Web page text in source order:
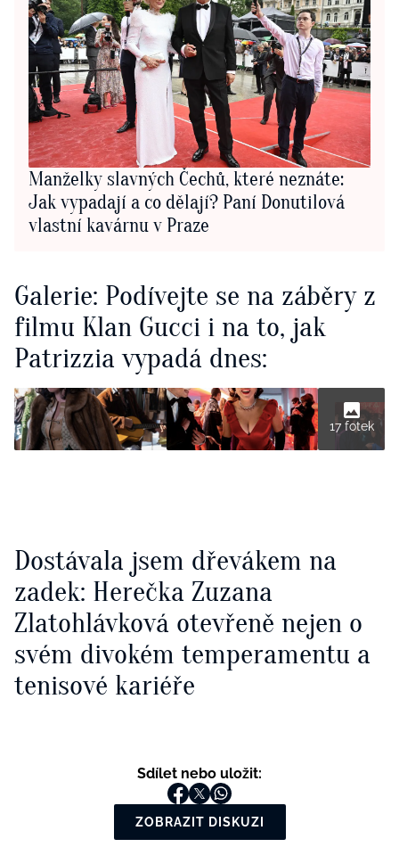
Manželky slavných Čechů, které neznáte:
Jak vypadají a co dělají? Paní Donutilová
vlastní kavárnu v Praze
Galerie: Podívejte se na záběry z
filmu Klan Gucci i na to, jak
Patrizzia vypadá dnes:
17 fotek
Dostávala jsem dřevákem na
zadek: Herečka Zuzana
Zlatohlávková otevřeně nejen o
svém divokém temperamentu a
tenisové kariéře
Sdílet nebo uložit:
ZOBRAZIT DISKUZI